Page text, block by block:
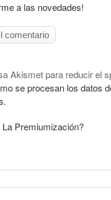
a las novedades!
Akismet para reducir el
se procesan los datos
Premiumización?